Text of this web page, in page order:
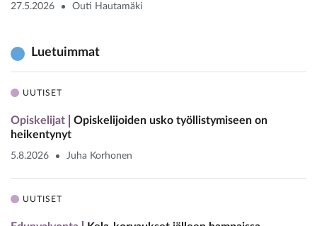
27.5.2026 Outi Hautamäki
Luetuimmat
UUTISET
Opiskelijat
Opiskelijoiden usko työllistymiseen on
heikentynyt
5.8.2026 Juha Korhonen
UUTISET